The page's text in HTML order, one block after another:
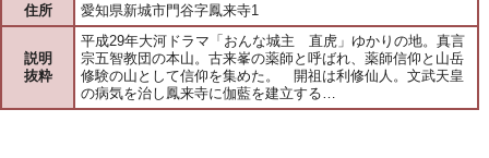
住所 愛知県新城市門谷字鳳来寺1
説明
抜粋
平成29年大河ドラマ「おんな城主 直虎」ゆかりの地。真言
宗五智教団の本山。古来峯の薬師と呼ばれ、薬師信仰と山岳
修験の山として信仰を集めた。 開祖は利修仙人。文武天皇
の病気を治し鳳来寺に伽藍を建立する…